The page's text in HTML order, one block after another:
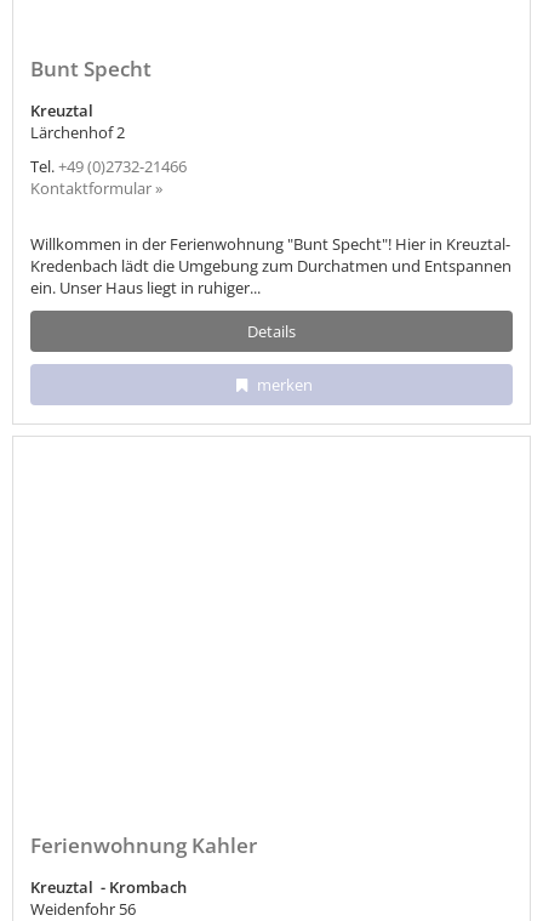
Bunt Specht
Kreuztal
Lärchenhof 2
Tel.+49 (0)2732-21466
Kontaktformular »
Willkommen in der Ferienwohnung "Bunt Specht"! Hier in Kreuztal-
Kredenbach lädt die Umgebung zum Durchatmen und Entspannen
ein. Unser Haus liegt in ruhiger...
Details
merken
Ferienwohnung Kahler
Kreuztal - Krombach
Weidenfohr 56